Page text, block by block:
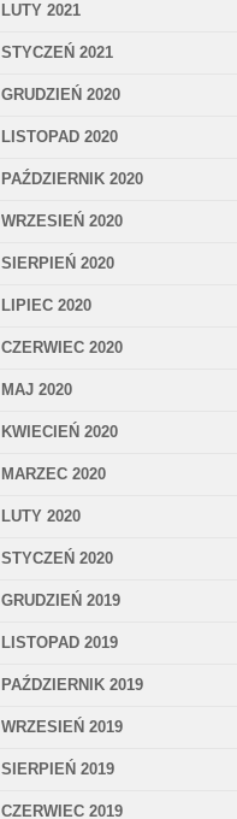
LUTY 2021
STYCZEŃ 2021
GRUDZIEŃ 2020
LISTOPAD 2020
PAŹDZIERNIK 2020
WRZESIEŃ 2020
SIERPIEŃ 2020
LIPIEC 2020
CZERWIEC 2020
MAJ 2020
KWIECIEŃ 2020
MARZEC 2020
LUTY 2020
STYCZEŃ 2020
GRUDZIEŃ 2019
LISTOPAD 2019
PAŹDZIERNIK 2019
WRZESIEŃ 2019
SIERPIEŃ 2019
CZERWIEC 2019